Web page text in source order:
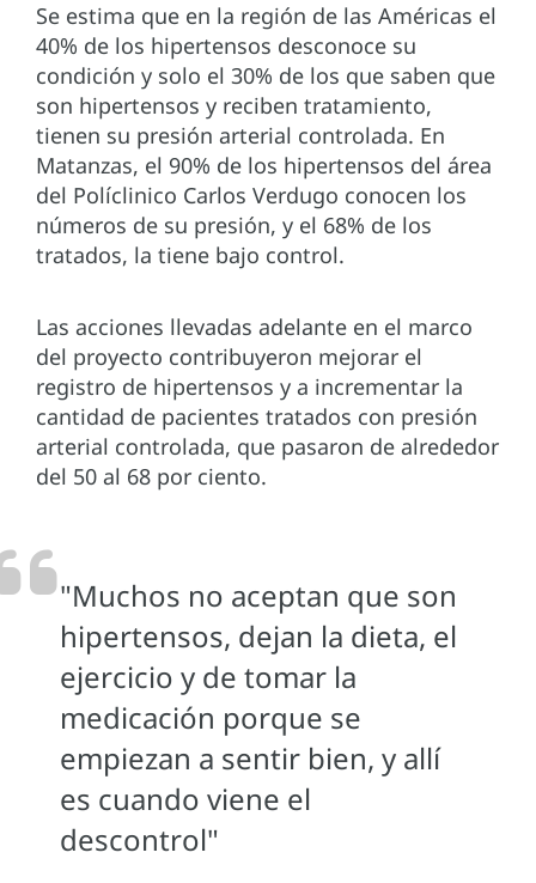
Se estima que en la región de las Américas el
40% de los hipertensos desconoce su
condición y solo el 30% de los que saben que
son hipertensos y reciben tratamiento,
tienen su presión arterial controlada. En
Matanzas, el 90% de los hipertensos del área
del Políclinico Carlos Verdugo conocen los
números de su presión, y el 68% de los
tratados, la tiene bajo control.
Las acciones llevadas adelante en el marco
del proyecto contribuyeron mejorar el
registro de hipertensos y a incrementar la
cantidad de pacientes tratados con presión
arterial controlada, que pasaron de alrededor
del 50 al 68 por ciento.
"Muchos no aceptan que son
hipertensos, dejan la dieta, el
ejercicio y de tomar la
medicación porque se
empiezan a sentir bien, y allí
es cuando viene el
descontrol"